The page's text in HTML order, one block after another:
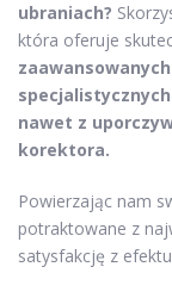
ubraniach?
która oferuje
nawet z
korektora.
Powierzając nam
potraktowane z
satysfakcję z